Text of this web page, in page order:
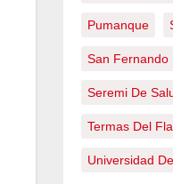
Pumanque
San Fernando
Seremi De
Termas Del
Universidad